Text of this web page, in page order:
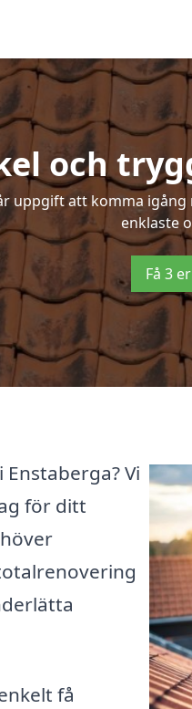
och
uppgift att komma
enklaste
Få 3
Vi
för ditt
få